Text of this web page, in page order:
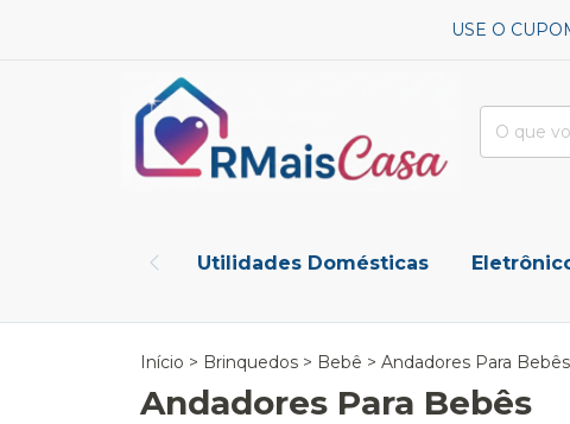
USE O
Utilidades Domésticas
Início > Brinquedos > Bebê > Andadores Para Bebês
Andadores Para Bebês